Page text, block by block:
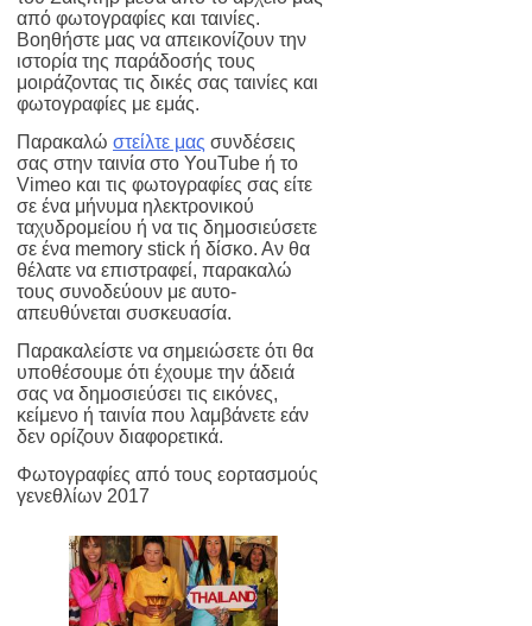
από φωτογραφίες και ταινίες.
Βοηθήστε μας να απεικονίζουν την
ιστορία της παράδοσής τους
μοιράζοντας τις δικές σας ταινίες και
φωτογραφίες με εμάς.
Παρακαλώ στείλτε μας συνδέσεις
σας στην ταινία στο YouTube ή το
Vimeo και τις φωτογραφίες σας είτε
σε ένα μήνυμα ηλεκτρονικού
ταχυδρομείου ή να τις δημοσιεύσετε
σε ένα memory stick ή δίσκο. Αν θα
θέλατε να επιστραφεί, παρακαλώ
τους συνοδεύουν με αυτο-
απευθύνεται συσκευασία.
Παρακαλείστε να σημειώσετε ότι θα
υποθέσουμε ότι έχουμε την άδειά
σας να δημοσιεύσει τις εικόνες,
κείμενο ή ταινία που λαμβάνετε εάν
δεν ορίζουν διαφορετικά.
Φωτογραφίες από τους εορτασμούς
γενεθλίων 2017